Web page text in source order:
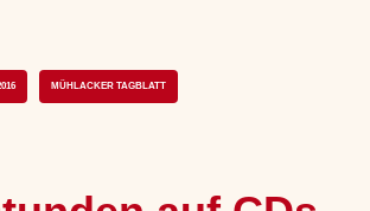
MÜHLACKER TAGBLATT